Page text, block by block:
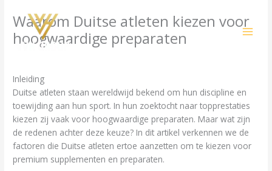
content
Waarom Duitse atleten kiezen voor
hoogwaardige preparaten
Inleiding
Duitse atleten staan wereldwijd bekend om hun discipline en
toewijding aan hun sport. In hun zoektocht naar topprestaties
kiezen zij vaak voor hoogwaardige preparaten. Maar wat zijn
de redenen achter deze keuze? In dit artikel verkennen we de
factoren die Duitse atleten ertoe aanzetten om te kiezen voor
premium supplementen en preparaten.